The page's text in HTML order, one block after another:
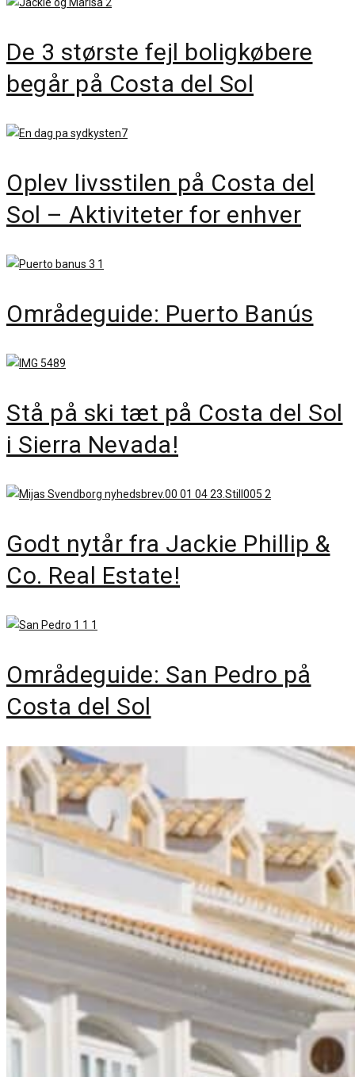
De 3 største fejl boligkøbere
begår på Costa del Sol
Oplev livsstilen på Costa del
Sol – Aktiviteter for enhver
Områdeguide: Puerto Banús
Stå på ski tæt på Costa del Sol
i Sierra Nevada!
Godt nytår fra Jackie Phillip &
Co. Real Estate!
Områdeguide: San Pedro på
Costa del Sol